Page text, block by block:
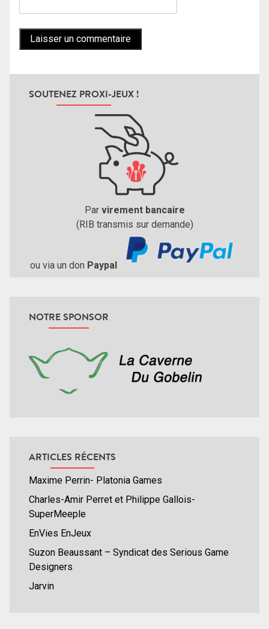
SOUTENEZ PROXI-JEUX !
Par virement bancaire
(RIB transmis sur demande)
ou via un don Paypal
NOTRE SPONSOR
ARTICLES RÉCENTS
Maxime Perrin- Platonia Games
Charles-Amir Perret et Philippe Gallois-
SuperMeeple
EnVies EnJeux
Suzon Beaussant – Syndicat des Serious Game
Designers
Jarvin